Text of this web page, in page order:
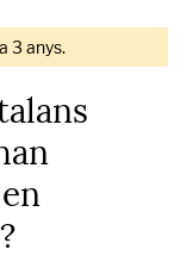
3 anys.